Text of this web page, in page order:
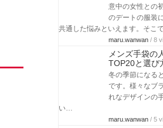
意中の女性との
のデートの服装
共通した悩みといえます。そこ
maru.wanwan / 8
メンズ手袋の
TOP20と選び
冬の季節になる
です。様々なブ
れなデザインの
い…
maru.wanwan / 5